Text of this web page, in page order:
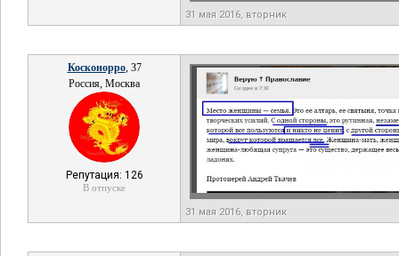
31 мая 2016, вторник
Косконорро, 37
Россия, Москва
Репутация: 126
В отпуске
31 мая 2016, вторник